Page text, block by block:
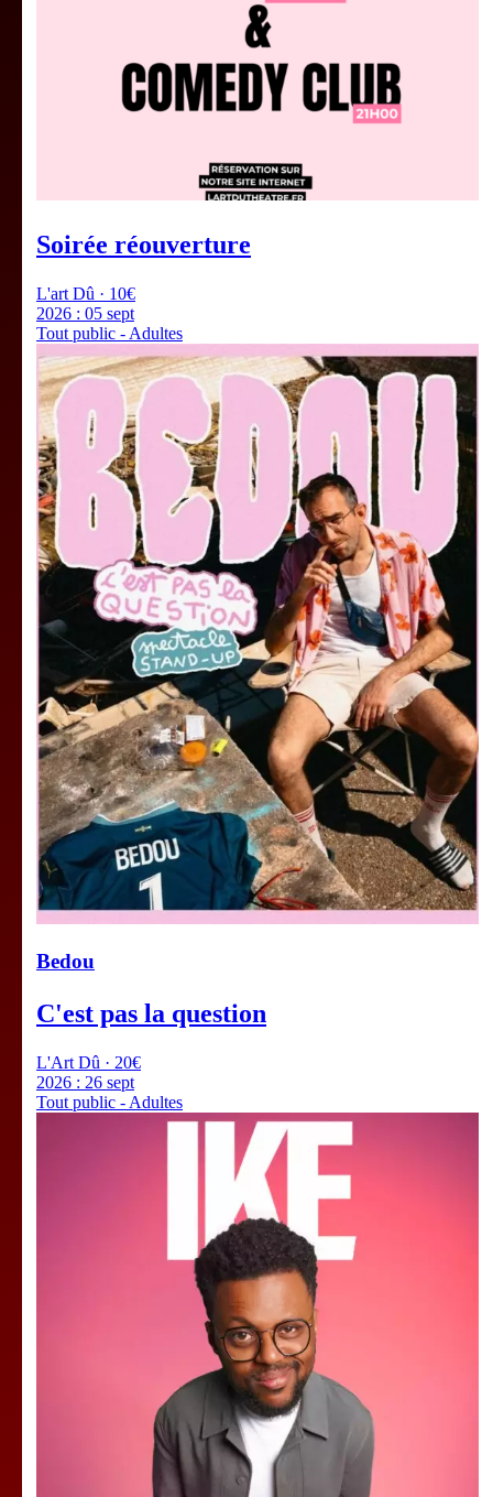
Soirée réouverture
L'art Dû · 10€
2026 : 05 sept
Tout public - Adultes
Bedou
C'est pas la question
L'Art Dû · 20€
2026 : 26 sept
Tout public - Adultes